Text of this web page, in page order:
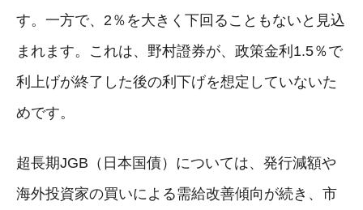
す。一方で、2％を大きく下回ることもないと見込
まれます。これは、野村證券が、政策金利1.5％で
利上げが終了した後の利下げを想定していないた
めです。
超長期JGB（日本国債）については、発行減額や
海外投資家の買いによる需給改善傾向が続き、市